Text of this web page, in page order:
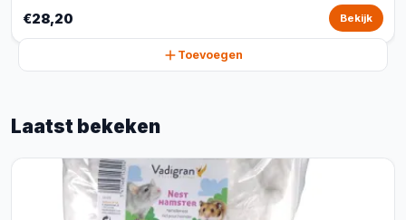
€28,20 Bekijk
Toevoegen
Laatst bekeken